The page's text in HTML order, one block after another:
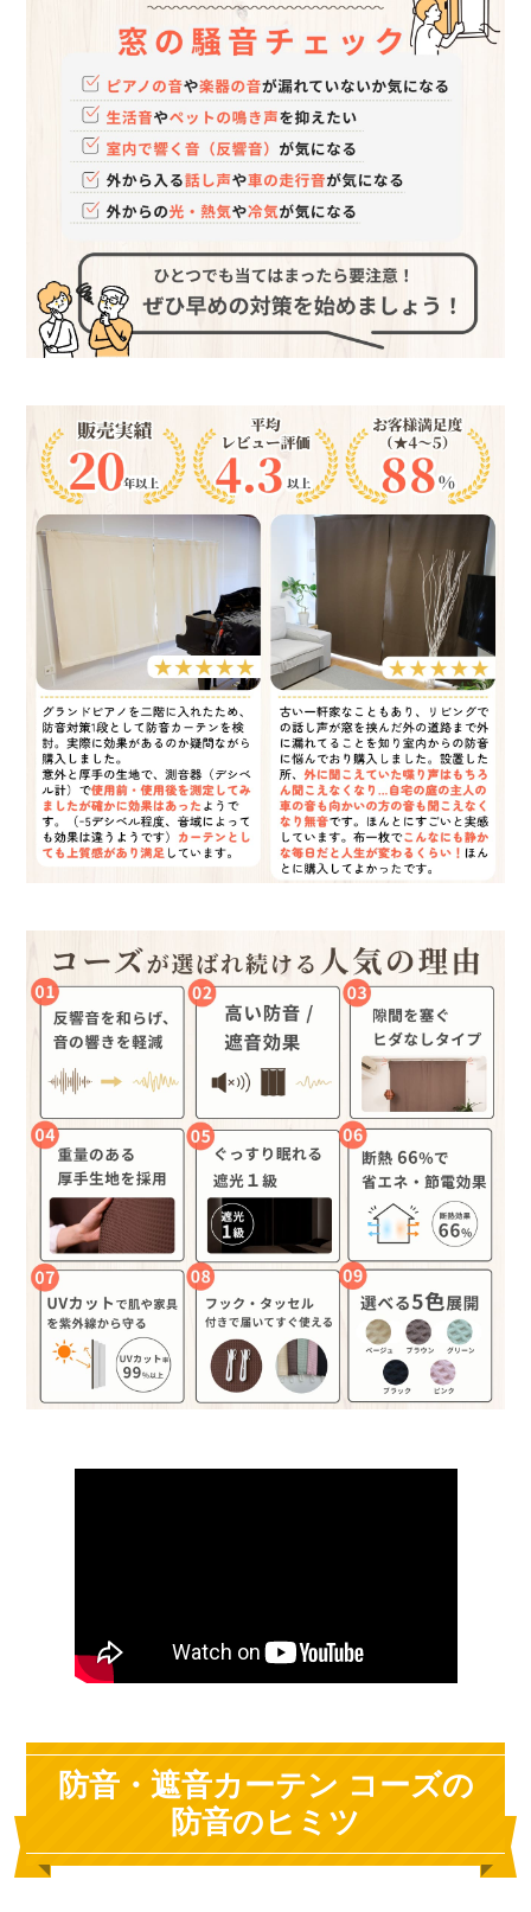
防音・遮音カーテン コーズの
防音のヒミツ